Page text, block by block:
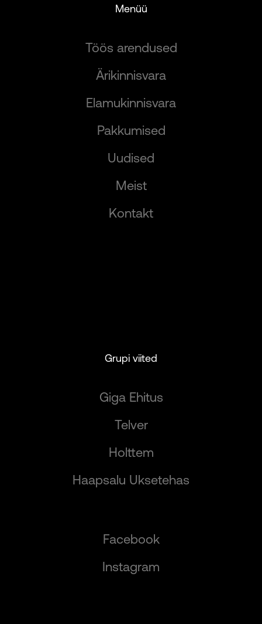
Menüü
Töös arendused
Ärikinnisvara
Elamukinnisvara
Pakkumised
Uudised
Meist
Kontakt
Grupi viited
Giga Ehitus
Telver
Holttem
Haapsalu Uksetehas
Facebook
Instagram